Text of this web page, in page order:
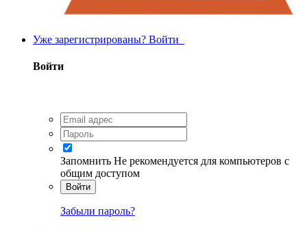
Уже зарегистрированы? Войти
Войти
Запомнить Не рекомендуется для компьютеров с
общим доступом
Войти
Забыли пароль?